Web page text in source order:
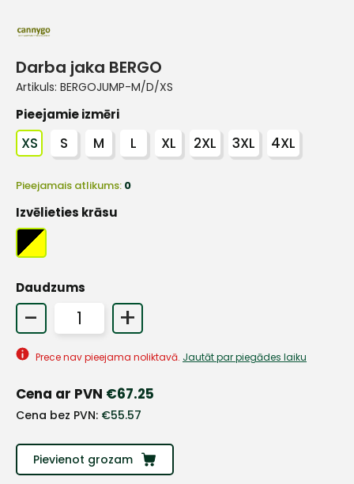
Darba jaka BERGO
Artikuls: BERGOJUMP-M/D/XS
Pieejamie izmēri
XS S M L XL 2XL 3XL 4XL
Pieejamais atlikums: 0
Izvēlieties krāsu
Daudzums
- +
Prece nav pieejama noliktavā. Jautāt par piegādes laiku
Cena ar PVN €67.25
Cena bez PVN: €55.57
Pievienot grozam